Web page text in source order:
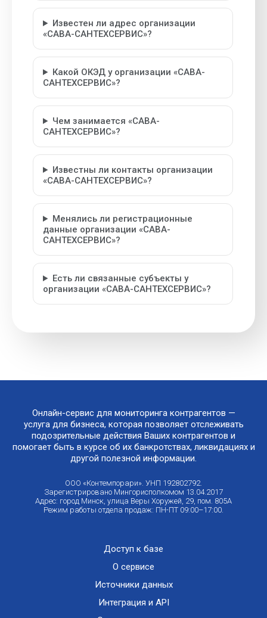
Известен ли адрес организации
«САВА-САНТЕХСЕРВИС»?
Какой ОКЭД у организации «САВА-
САНТЕХСЕРВИС»?
Чем занимается «САВА-
САНТЕХСЕРВИС»?
Известны ли контакты организации
«САВА-САНТЕХСЕРВИС»?
Менялись ли регистрационные
данные организации «САВА-
САНТЕХСЕРВИС»?
Есть ли связанные субъекты у
организации «САВА-САНТЕХСЕРВИС»?
Онлайн-сервис для мониторинга контрагентов —
услуга для бизнеса, которая позволяет отслеживать
подозрительные действия Ваших контрагентов и
помогает быть в курсе об их банкротствах, ликвидациях и
другой полезной информации.
ООО «Контемпорари». УНП 192802792.
Зарегистрировано Мингорисполкомом 13.04.2017
Адрес: город Минск, улица Веры Хоружей, 29, пом. 805А
Режим работы отдела продаж: ПН-ПТ 09:00–17:00.
Доступ к базе
О сервисе
Источники данных
Интеграция и API